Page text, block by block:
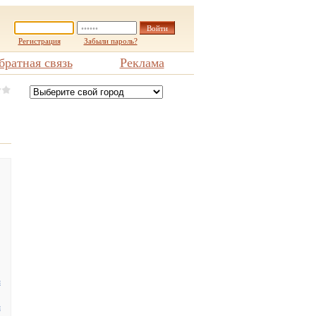
Регистрация Забыли пароль?
связь Реклама